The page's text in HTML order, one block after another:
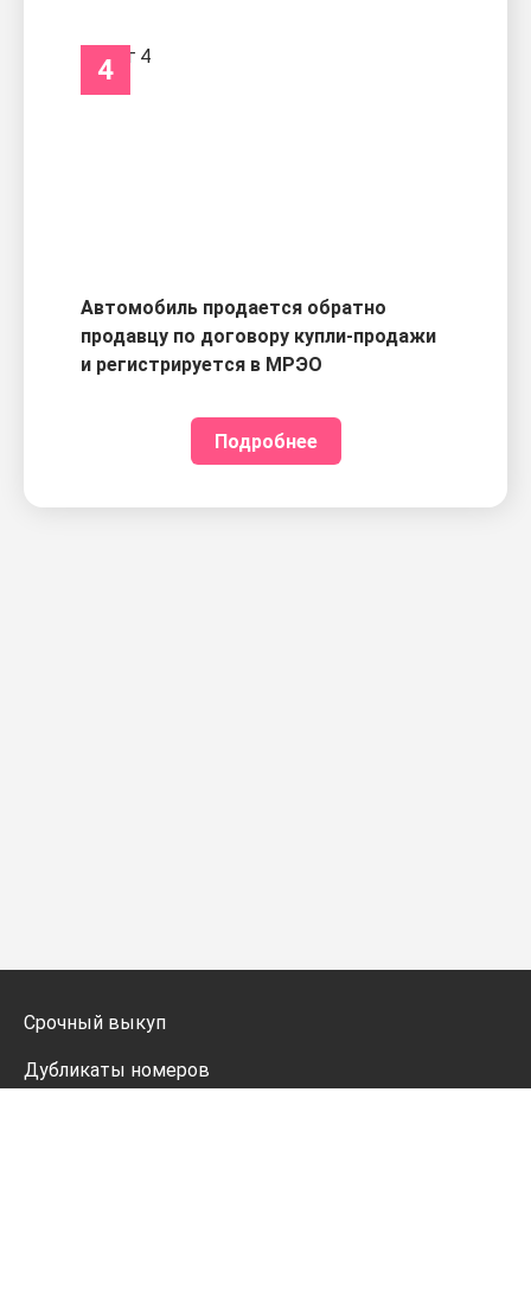
4
Автомобиль продается обратно
продавцу по договору купли-продажи
и регистрируется в МРЭО
Подробнее
Срочный выкуп
Дубликаты номеров